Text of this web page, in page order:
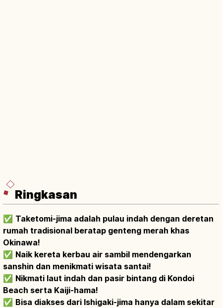
Ringkasan
✅ Taketomi-jima adalah pulau indah dengan deretan
rumah tradisional beratap genteng merah khas
Okinawa!
✅ Naik kereta kerbau air sambil mendengarkan
sanshin dan menikmati wisata santai!
✅ Nikmati laut indah dan pasir bintang di Kondoi
Beach serta Kaiji-hama!
✅ Bisa diakses dari Ishigaki-jima hanya dalam sekitar